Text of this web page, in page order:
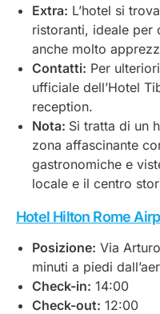
Extra: L’hotel si
ristoranti, ideale per
anche molto
Contatti: Per
ufficiale dell’Hotel
reception.
Nota: Si tratta di un
zona affascinante
gastronomiche e
locale e il centro
Hotel Hilton Rome
Posizione: Via
minuti a piedi
Check-in: 14:00
Check-out: 12:00